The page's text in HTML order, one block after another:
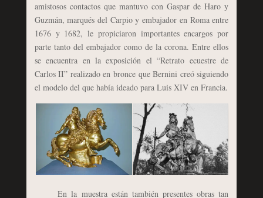
amistosos contactos que mantuvo con Gaspar de Haro y
Guzmán, marqués del Carpio y embajador en Roma entre
1676 y 1682, le propiciaron importantes encargos por
parte tanto del embajador como de la corona. Entre ellos
se encuentra en la exposición el “Retrato ecuestre de
Carlos II” realizado en bronce que Bernini creó siguiendo
el modelo del que había ideado para Luis XIV en Francia.
En la muestra están también presentes obras tan